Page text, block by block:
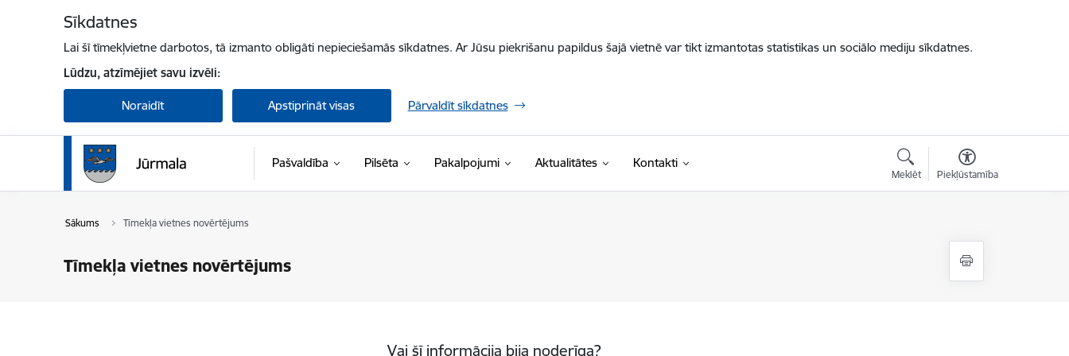
Sīkdatnes
Lai šī tīmekļvietne darbotos, tā izmanto obligāti nepieciešamās sīkdatnes. Ar Jūsu piekrišanu papildus šajā vietnē var tikt izmantotas statistikas un sociālo mediju sīkdatnes.
Lūdzu, atzīmējiet savu izvēli:
Noraidīt Apstiprināt visas Pārvaldīt sīkdatnes
Pašvaldība Pilsēta Pakalpojumi Aktualitātes Kontakti
Meklēt Piekļūstamība
Sākums Tīmekļa vietnes novērtējums
Tīmekļa vietnes novērtējums
Vai šī informācija bija noderīga?